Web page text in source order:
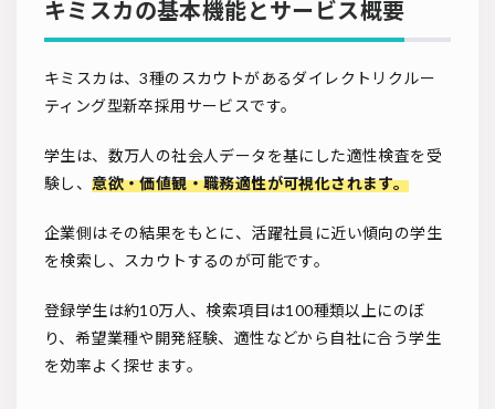
キミスカの基本機能とサービス概要
キミスカは、3種のスカウトがあるダイレクトリクルー
ティング型新卒採用サービスです。
学生は、数万人の社会人データを基にした適性検査を受
験し、意欲・価値観・職務適性が可視化されます。
企業側はその結果をもとに、活躍社員に近い傾向の学生
を検索し、スカウトするのが可能です。
登録学生は約10万人、検索項目は100種類以上にのぼ
り、希望業種や開発経験、適性などから自社に合う学生
を効率よく探せます。